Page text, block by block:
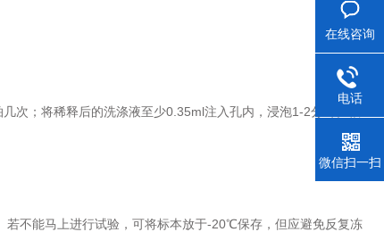
次；将稀释后的洗涤液至少0.35ml注入孔内，浸泡1-2分钟。根
若不能马上进行试验，可将标本放于-20℃保存，但应避免反复冻
在线咨询
电话
微信扫一扫